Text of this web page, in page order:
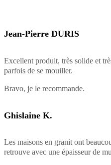
Jean-Pierre DURIS
Excellent produit, très solide et
parfois de se mouiller.
Bravo, je le recommande.
Ghislaine K.
Les maisons en granit ont
retrouve avec une épaisseur de